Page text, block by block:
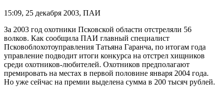
15:09, 25 декабря 2003, ПАИ
За 2003 год охотники Псковской области отстреляли 56
волков. Как сообщила ПАИ главный специалист
Псковоблохотоуправления Татьяна Гаранча, по итогам года
управление подводит итоги конкурса на отстрел хищников
среди охотников-любителей. Охотников предполагают
премировать на местах в первой половине января 2004 года.
Но уже сейчас на премии выделена сумма в 200 тысяч рублей.